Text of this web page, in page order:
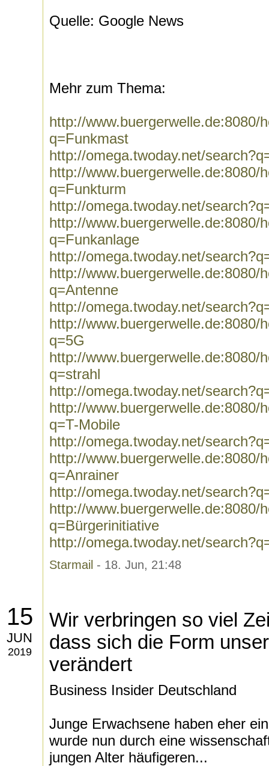
Quelle: Google News
Mehr zum Thema:
http://www.buergerwelle.de:8080/
q=Funkmast
http://omega.twoday.net/
http://www.buergerwelle.de:8080/
q=Funkturm
http://omega.twoday.net/
http://www.buergerwelle.de:8080/
q=Funkanlage
http://omega.twoday.net/
http://www.buergerwelle.de:8080/
q=Antenne
http://omega.twoday.net/
http://www.buergerwelle.de:8080/
q=5G
http://www.buergerwelle.de:8080/
q=strahl
http://omega.twoday.net/
http://www.buergerwelle.de:8080/
q=T-Mobile
http://omega.twoday.net/
http://www.buergerwelle.de:8080/
q=Anrainer
http://omega.twoday.net/
http://www.buergerwelle.de:8080/
q=Bürgerinitiative
http://omega.twoday.net/
Starmail - 18. Jun, 21:48
15
JUN
2019
Wir verbringen so viel
dass sich die Form
verändert
Business Insider Deutschland
Junge Erwachsene haben eher
wurde nun durch eine
jungen Alter häufigeren...